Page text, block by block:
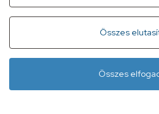
Összes
Összes
ViDRa program
Egészség.